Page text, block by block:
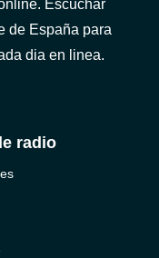
Escuchar
de España para
dia en linea.
radio